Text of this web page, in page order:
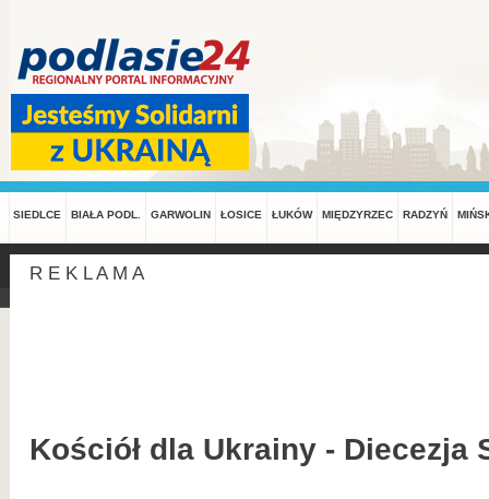
SIEDLCE BIAŁA PODL. GARWOLIN ŁOSICE ŁUKÓW MIĘDZYRZEC RADZYŃ
R E K L A M A
Kościół dla Ukrainy - Diecezja